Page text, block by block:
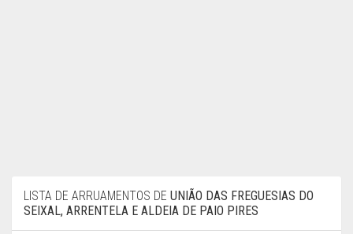
LISTA DE ARRUAMENTOS DE UNIÃO DAS FREGUESIAS DO
SEIXAL, ARRENTELA E ALDEIA DE PAIO PIRES